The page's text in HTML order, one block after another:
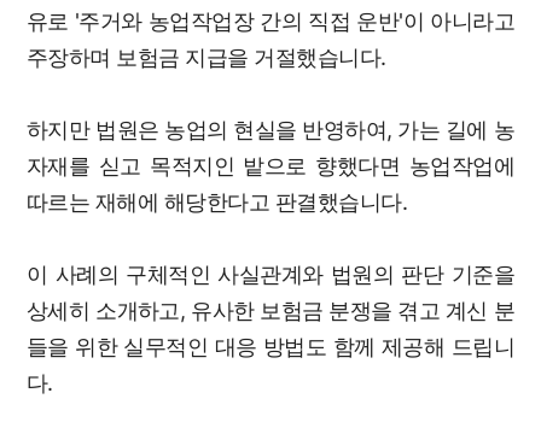
유로 '주거와 농업작업장 간의 직접 운반'이 아니라고
주장하며 보험금 지급을 거절했습니다.
하지만 법원은 농업의 현실을 반영하여, 가는 길에 농
자재를 싣고 목적지인 밭으로 향했다면 농업작업에
따르는 재해에 해당한다고 판결했습니다.
이 사례의 구체적인 사실관계와 법원의 판단 기준을
상세히 소개하고, 유사한 보험금 분쟁을 겪고 계신 분
들을 위한 실무적인 대응 방법도 함께 제공해 드립니
다.